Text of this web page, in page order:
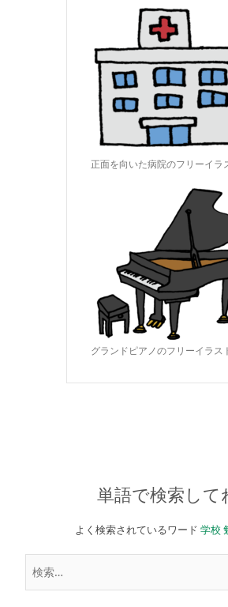
正面を向いた病院のフリーイラ
グランドピアノのフリーイラス
単語で検索して
よく検索されているワード 学校